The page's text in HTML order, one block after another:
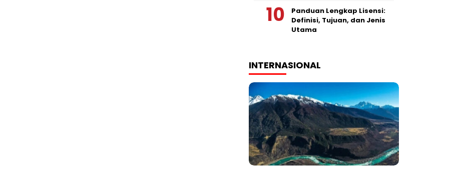
Panduan Lengkap Lisensi:
Definisi, Tujuan, dan Jenis
Utama
INTERNASIONAL